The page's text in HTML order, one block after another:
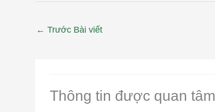
← Trước Bài viết
Thông tin được quan tâm